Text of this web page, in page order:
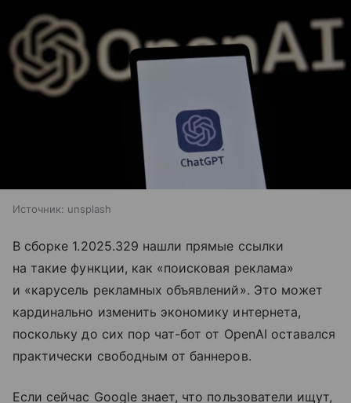
Источник: unsplash
В сборке 1.2025.329 нашли прямые ссылки
на такие функции, как «поисковая реклама»
и «карусель рекламных объявлений». Это может
кардинально изменить экономику интернета,
поскольку до сих пор чат-бот от OpenAI оставался
практически свободным от баннеров.
Если сейчас Google знает, что пользователи ищут,